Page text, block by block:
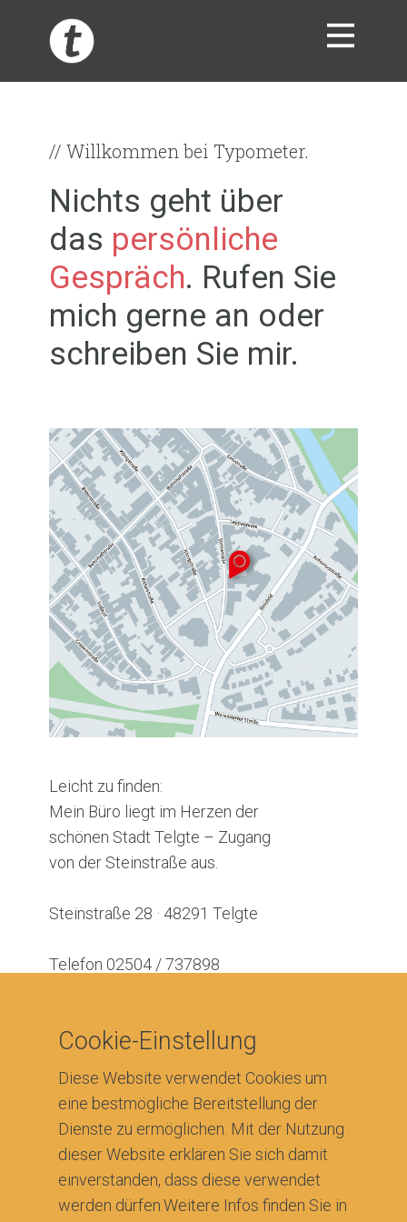
START
KONTAKT
AVG
IMPRESSUM
DATENSCHUTZ
// Willkommen bei Typometer.
Nichts geht über
das persönliche
Gespräch. Rufen Sie
mich gerne an oder
schreiben Sie mir.
Leicht zu finden:
Mein Büro liegt im Herzen der
schönen Stadt Telgte – Zugang
von der Steinstraße aus.
Steinstraße 28 · 48291 Telgte
Telefon 02504 / 737898
Bereit für
Typometer?
Cookie-Einstellung
Diese Website verwendet Cookies um
eine bestmögliche Bereitstellung der
Dienste zu ermöglichen. Mit der Nutzung
dieser Website erklären Sie sich damit
einverstanden, dass diese verwendet
werden dürfen.Weitere Infos finden Sie in